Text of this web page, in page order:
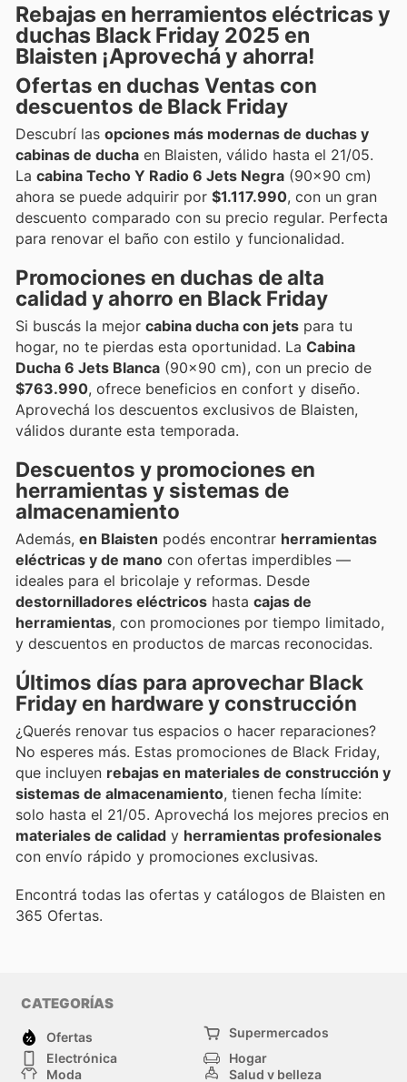
Rebajas en herramientos eléctricas y
duchas Black Friday 2025 en
Blaisten ¡Aprovechá y ahorra!
Ofertas en duchas Ventas con
descuentos de Black Friday
Descubrí las opciones más modernas de duchas y
cabinas de ducha en Blaisten, válido hasta el 21/05.
La cabina Techo Y Radio 6 Jets Negra (90x90 cm)
ahora se puede adquirir por $1.117.990, con un gran
descuento comparado con su precio regular. Perfecta
para renovar el baño con estilo y funcionalidad.
Promociones en duchas de alta
calidad y ahorro en Black Friday
Si buscás la mejor cabina ducha con jets para tu
hogar, no te pierdas esta oportunidad. La Cabina
Ducha 6 Jets Blanca (90x90 cm), con un precio de
$763.990, ofrece beneficios en confort y diseño.
Aprovechá los descuentos exclusivos de Blaisten,
válidos durante esta temporada.
Descuentos y promociones en
herramientas y sistemas de
almacenamiento
Además, en Blaisten podés encontrar herramientas
eléctricas y de mano con ofertas imperdibles —
ideales para el bricolaje y reformas. Desde
destornilladores eléctricos hasta cajas de
herramientas, con promociones por tiempo limitado,
y descuentos en productos de marcas reconocidas.
Últimos días para aprovechar Black
Friday en hardware y construcción
¿Querés renovar tus espacios o hacer reparaciones?
No esperes más. Estas promociones de Black Friday,
que incluyen rebajas en materiales de construcción y
sistemas de almacenamiento, tienen fecha límite:
solo hasta el 21/05. Aprovechá los mejores precios en
materiales de calidad y herramientas profesionales
con envío rápido y promociones exclusivas.
Encontrá todas las ofertas y catálogos de Blaisten en
365 Ofertas.
CATEGORÍAS
Ofertas
Supermercados
Electrónica
Hogar
Moda
Salud y belleza